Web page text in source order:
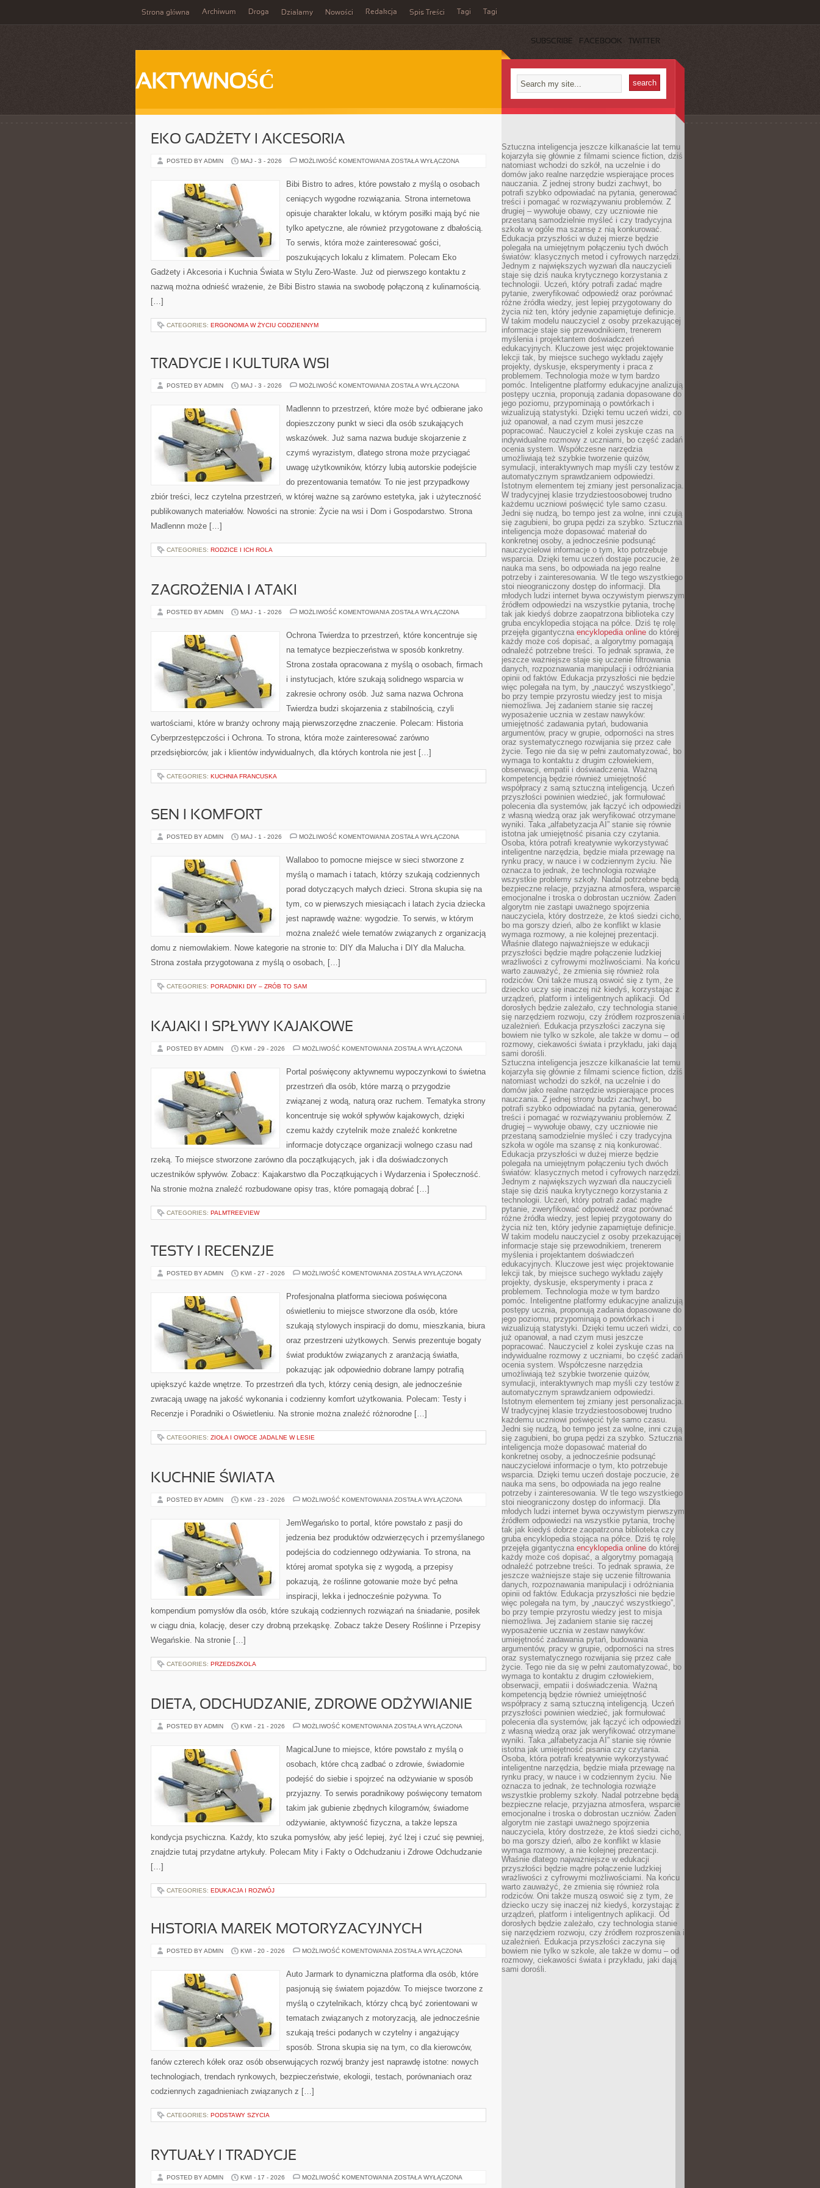
Strona główna Archiwum Droga Działamy Nowości Redakcja Spis Treści Tagi Tagi
SUBSCRIBE FACEBOOK TWITTER
AKTYWNOŚĆ
EKO GADŻETY I AKCESORIA
POSTED BY ADMIN MAJ - 3 - 2026 MOŻLIWOŚĆ KOMENTOWANIA EKO
AKCESORIA
ZOSTAŁA WYŁĄCZONA
Bibi Bistro to adres, które powstało z myślą o osobach
ceniących wygodne rozwiązania. Strona internetowa
opisuje charakter lokalu, w którym posiłki mają być nie
tylko apetyczne, ale również przygotowane z dbałością.
To serwis, która może zainteresować gości,
poszukujących lokalu z klimatem. Polecam Eko
Gadżety i Akcesoria i Kuchnia Świata w Stylu Zero-Waste. Już od pierwszego kontaktu z
nazwą można odnieść wrażenie, że Bibi Bistro stawia na swobodę połączoną z kulinarnością.
[…]
CATEGORIES: ERGONOMIA W ŻYCIU CODZIENNYM
TRADYCJE I KULTURA WSI
POSTED BY ADMIN MAJ - 3 - 2026 MOŻLIWOŚĆ KOMENTOWANIA TRADYCJE
ZOSTAŁA WYŁĄCZONA
Madlennn to przestrzeń, które może być odbierane jako
dopieszczony punkt w sieci dla osób szukających
wskazówek. Już sama nazwa buduje skojarzenie z
czymś wyrazistym, dlatego strona może przyciągać
uwagę użytkowników, którzy lubią autorskie podejście
do prezentowania tematów. To nie jest przypadkowy
zbiór treści, lecz czytelna przestrzeń, w której ważne są zarówno estetyka, jak i użyteczność
publikowanych materiałów. Nowości na stronie: Życie na wsi i Dom i Gospodarstwo. Strona
Madlennn może […]
CATEGORIES: RODZICE I ICH ROLA
ZAGROŻENIA I ATAKI
POSTED BY ADMIN MAJ - 1 - 2026 MOŻLIWOŚĆ KOMENTOWANIA ZAGROŻENIA
ZOSTAŁA WYŁĄCZONA
Ochrona Twierdza to przestrzeń, które koncentruje się
na tematyce bezpieczeństwa w sposób konkretny.
Strona została opracowana z myślą o osobach, firmach
i instytucjach, które szukają solidnego wsparcia w
zakresie ochrony osób. Już sama nazwa Ochrona
Twierdza budzi skojarzenia z stabilnością, czyli
wartościami, które w branży ochrony mają pierwszorzędne znaczenie. Polecam: Historia
Cyberprzestępczości i Ochrona. To strona, która może zainteresować zarówno
przedsiębiorców, jak i klientów indywidualnych, dla których kontrola nie jest […]
CATEGORIES: KUCHNIA FRANCUSKA
SEN I KOMFORT
POSTED BY ADMIN MAJ - 1 - 2026 MOŻLIWOŚĆ KOMENTOWANIA SEN
ZOSTAŁA WYŁĄCZONA
Wallaboo to pomocne miejsce w sieci stworzone z
myślą o mamach i tatach, którzy szukają codziennych
porad dotyczących małych dzieci. Strona skupia się na
tym, co w pierwszych miesiącach i latach życia dziecka
jest naprawdę ważne: wygodzie. To serwis, w którym
można znaleźć wiele tematów związanych z organizacją
domu z niemowlakiem. Nowe kategorie na stronie to: DIY dla Malucha i DIY dla Malucha.
Strona została przygotowana z myślą o osobach, […]
CATEGORIES: PORADNIKI DIY – ZRÓB TO SAM
KAJAKI I SPŁYWY KAJAKOWE
POSTED BY ADMIN KWI - 29 - 2026 MOŻLIWOŚĆ KOMENTOWANIA KAJAKI
ZOSTAŁA WYŁĄCZONA
Portal poświęcony aktywnemu wypoczynkowi to świetna
przestrzeń dla osób, które marzą o przygodzie
związanej z wodą, naturą oraz ruchem. Tematyka strony
koncentruje się wokół spływów kajakowych, dzięki
czemu każdy czytelnik może znaleźć konkretne
informacje dotyczące organizacji wolnego czasu nad
rzeką. To miejsce stworzone zarówno dla początkujących, jak i dla doświadczonych
uczestników spływów. Zobacz: Kajakarstwo dla Początkujących i Wydarzenia i Społeczność.
Na stronie można znaleźć rozbudowane opisy tras, które pomagają dobrać […]
CATEGORIES: PALMTREEVIEW
TESTY I RECENZJE
POSTED BY ADMIN KWI - 27 - 2026 MOŻLIWOŚĆ KOMENTOWANIA TESTY
ZOSTAŁA WYŁĄCZONA
Profesjonalna platforma sieciowa poświęcona
oświetleniu to miejsce stworzone dla osób, które
szukają stylowych inspiracji do domu, mieszkania, biura
oraz przestrzeni użytkowych. Serwis prezentuje bogaty
świat produktów związanych z aranżacją światła,
pokazując jak odpowiednio dobrane lampy potrafią
upiększyć każde wnętrze. To przestrzeń dla tych, którzy cenią design, ale jednocześnie
zwracają uwagę na jakość wykonania i codzienny komfort użytkowania. Polecam: Testy i
Recenzje i Poradniki o Oświetleniu. Na stronie można znaleźć różnorodne […]
CATEGORIES: ZIOŁA I OWOCE JADALNE W LESIE
KUCHNIE ŚWIATA
POSTED BY ADMIN KWI - 23 - 2026 MOŻLIWOŚĆ KOMENTOWANIA KUCHNIE
ZOSTAŁA WYŁĄCZONA
JemWegańsko to portal, które powstało z pasji do
jedzenia bez produktów odzwierzęcych i przemyślanego
podejścia do codziennego odżywiania. To strona, na
której aromat spotyka się z wygodą, a przepisy
pokazują, że roślinne gotowanie może być pełna
inspiracji, lekka i jednocześnie pożywna. To
kompendium pomysłów dla osób, które szukają codziennych rozwiązań na śniadanie, posiłek
w ciągu dnia, kolację, deser czy drobną przekąskę. Zobacz także Desery Roślinne i Przepisy
Wegańskie. Na stronie […]
CATEGORIES: PRZEDSZKOLA
DIETA, ODCHUDZANIE, ZDROWE ODŻYWIANIE
POSTED BY ADMIN KWI - 21 - 2026 MOŻLIWOŚĆ KOMENTOWANIA DIETA,
ODŻYWIANIE
ZOSTAŁA WYŁĄCZONA
MagicalJune to miejsce, które powstało z myślą o
osobach, które chcą zadbać o zdrowie, świadomie
podejść do siebie i spojrzeć na odżywianie w sposób
przyjazny. To serwis poradnikowy poświęcony tematom
takim jak gubienie zbędnych kilogramów, świadome
odżywianie, aktywność fizyczna, a także lepsza
kondycja psychiczna. Każdy, kto szuka pomysłów, aby jeść lepiej, żyć lżej i czuć się pewniej,
znajdzie tutaj przydatne artykuły. Polecam Mity i Fakty o Odchudzaniu i Zdrowe Odchudzanie
[…]
CATEGORIES: EDUKACJA I ROZWÓJ
HISTORIA MAREK MOTORYZACYJNYCH
POSTED BY ADMIN KWI - 20 - 2026 MOŻLIWOŚĆ KOMENTOWANIA HISTORIA
ZOSTAŁA WYŁĄCZONA
Auto Jarmark to dynamiczna platforma dla osób, które
pasjonują się światem pojazdów. To miejsce tworzone z
myślą o czytelnikach, którzy chcą być zorientowani w
tematach związanych z motoryzacją, ale jednocześnie
szukają treści podanych w czytelny i angażujący
sposób. Strona skupia się na tym, co dla kierowców,
fanów czterech kółek oraz osób obserwujących rozwój branży jest naprawdę istotne: nowych
technologiach, trendach rynkowych, bezpieczeństwie, ekologii, testach, porównaniach oraz
codziennych zagadnieniach związanych z […]
CATEGORIES: PODSTAWY SZYCIA
RYTUAŁY I TRADYCJE
POSTED BY ADMIN KWI - 17 - 2026 MOŻLIWOŚĆ KOMENTOWANIA RYTUAŁY
ZOSTAŁA WYŁĄCZONA
Sztuczna inteligencja jeszcze kilkanaście lat temu
kojarzyła się głównie z filmami science fiction, dziś
natomiast wchodzi do szkół, na uczelnie i do
domów jako realne narzędzie wspierające proces
nauczania. Z jednej strony budzi zachwyt, bo
potrafi szybko odpowiadać na pytania, generować
treści i pomagać w rozwiązywaniu problemów. Z
drugiej – wywołuje obawy, czy uczniowie nie
przestaną samodzielnie myśleć i czy tradycyjna
szkoła w ogóle ma szansę z nią konkurować.
Edukacja przyszłości w dużej mierze będzie
polegała na umiejętnym połączeniu tych dwóch
światów: klasycznych metod i cyfrowych narzędzi.
Jednym z największych wyzwań dla nauczycieli
staje się dziś nauka krytycznego korzystania z
technologii. Uczeń, który potrafi zadać mądre
pytanie, zweryfikować odpowiedź oraz porównać
różne źródła wiedzy, jest lepiej przygotowany do
życia niż ten, który jedynie zapamiętuje definicje.
W takim modelu nauczyciel z osoby przekazującej
informacje staje się przewodnikiem, trenerem
myślenia i projektantem doświadczeń
edukacyjnych. Kluczowe jest więc projektowanie
lekcji tak, by miejsce suchego wykładu zajęły
projekty, dyskusje, eksperymenty i praca z
problemem. Technologia może w tym bardzo
pomóc. Inteligentne platformy edukacyjne analizują
postępy ucznia, proponują zadania dopasowane do
jego poziomu, przypominają o powtórkach i
wizualizują statystyki. Dzięki temu uczeń widzi, co
już opanował, a nad czym musi jeszcze
popracować. Nauczyciel z kolei zyskuje czas na
indywidualne rozmowy z uczniami, bo część zadań
ocenia system. Współczesne narzędzia
umożliwiają też szybkie tworzenie quizów,
symulacji, interaktywnych map myśli czy testów z
automatycznym sprawdzaniem odpowiedzi.
Istotnym elementem tej zmiany jest personalizacja.
W tradycyjnej klasie trzydziestoosobowej trudno
każdemu uczniowi poświęcić tyle samo czasu.
Jedni się nudzą, bo tempo jest za wolne, inni czują
się zagubieni, bo grupa pędzi za szybko. Sztuczna
inteligencja może dopasować materiał do
konkretnej osoby, a jednocześnie podsunąć
nauczycielowi informacje o tym, kto potrzebuje
wsparcia. Dzięki temu uczeń dostaje poczucie, że
nauka ma sens, bo odpowiada na jego realne
potrzeby i zainteresowania. W tle tego wszystkiego
stoi nieograniczony dostęp do informacji. Dla
młodych ludzi internet bywa oczywistym pierwszym
źródłem odpowiedzi na wszystkie pytania, trochę
tak jak kiedyś dobrze zaopatrzona biblioteka czy
gruba encyklopedia stojąca na półce. Dziś tę rolę
przejęła gigantyczna encyklopedia online do której
każdy może coś dopisać, a algorytmy pomagają
odnaleźć potrzebne treści. To jednak sprawia, że
jeszcze ważniejsze staje się uczenie filtrowania
danych, rozpoznawania manipulacji i odróżniania
opinii od faktów. Edukacja przyszłości nie będzie
więc polegała na tym, by „nauczyć wszystkiego”,
bo przy tempie przyrostu wiedzy jest to misja
niemożliwa. Jej zadaniem stanie się raczej
wyposażenie ucznia w zestaw nawyków:
umiejętność zadawania pytań, budowania
argumentów, pracy w grupie, odporności na stres
oraz systematycznego rozwijania się przez całe
życie. Tego nie da się w pełni zautomatyzować, bo
wymaga to kontaktu z drugim człowiekiem,
obserwacji, empatii i doświadczenia. Ważną
kompetencją będzie również umiejętność
współpracy z samą sztuczną inteligencją. Uczeń
przyszłości powinien wiedzieć, jak formułować
polecenia dla systemów, jak łączyć ich odpowiedzi
z własną wiedzą oraz jak weryfikować otrzymane
wyniki. Taka „alfabetyzacja AI” stanie się równie
istotna jak umiejętność pisania czy czytania.
Osoba, która potrafi kreatywnie wykorzystywać
inteligentne narzędzia, będzie miała przewagę na
rynku pracy, w nauce i w codziennym życiu. Nie
oznacza to jednak, że technologia rozwiąże
wszystkie problemy szkoły. Nadal potrzebne będą
bezpieczne relacje, przyjazna atmosfera, wsparcie
emocjonalne i troska o dobrostan uczniów. Żaden
algorytm nie zastąpi uważnego spojrzenia
nauczyciela, który dostrzeże, że ktoś siedzi cicho,
bo ma gorszy dzień, albo że konflikt w klasie
wymaga rozmowy, a nie kolejnej prezentacji.
Właśnie dlatego najważniejsze w edukacji
przyszłości będzie mądre połączenie ludzkiej
wrażliwości z cyfrowymi możliwościami. Na końcu
warto zauważyć, że zmienia się również rola
rodziców. Oni także muszą oswoić się z tym, że
dziecko uczy się inaczej niż kiedyś, korzystając z
urządzeń, platform i inteligentnych aplikacji. Od
dorosłych będzie zależało, czy technologia stanie
się narzędziem rozwoju, czy źródłem rozproszenia i
uzależnień. Edukacja przyszłości zaczyna się
bowiem nie tylko w szkole, ale także w domu – od
rozmowy, ciekawości świata i przykładu, jaki dają
sami dorośli.
Sztuczna inteligencja jeszcze kilkanaście lat temu
kojarzyła się głównie z filmami science fiction, dziś
natomiast wchodzi do szkół, na uczelnie i do
domów jako realne narzędzie wspierające proces
nauczania. Z jednej strony budzi zachwyt, bo
potrafi szybko odpowiadać na pytania, generować
treści i pomagać w rozwiązywaniu problemów. Z
drugiej – wywołuje obawy, czy uczniowie nie
przestaną samodzielnie myśleć i czy tradycyjna
szkoła w ogóle ma szansę z nią konkurować.
Edukacja przyszłości w dużej mierze będzie
polegała na umiejętnym połączeniu tych dwóch
światów: klasycznych metod i cyfrowych narzędzi.
Jednym z największych wyzwań dla nauczycieli
staje się dziś nauka krytycznego korzystania z
technologii. Uczeń, który potrafi zadać mądre
pytanie, zweryfikować odpowiedź oraz porównać
różne źródła wiedzy, jest lepiej przygotowany do
życia niż ten, który jedynie zapamiętuje definicje.
W takim modelu nauczyciel z osoby przekazującej
informacje staje się przewodnikiem, trenerem
myślenia i projektantem doświadczeń
edukacyjnych. Kluczowe jest więc projektowanie
lekcji tak, by miejsce suchego wykładu zajęły
projekty, dyskusje, eksperymenty i praca z
problemem. Technologia może w tym bardzo
pomóc. Inteligentne platformy edukacyjne analizują
postępy ucznia, proponują zadania dopasowane do
jego poziomu, przypominają o powtórkach i
wizualizują statystyki. Dzięki temu uczeń widzi, co
już opanował, a nad czym musi jeszcze
popracować. Nauczyciel z kolei zyskuje czas na
indywidualne rozmowy z uczniami, bo część zadań
ocenia system. Współczesne narzędzia
umożliwiają też szybkie tworzenie quizów,
symulacji, interaktywnych map myśli czy testów z
automatycznym sprawdzaniem odpowiedzi.
Istotnym elementem tej zmiany jest personalizacja.
W tradycyjnej klasie trzydziestoosobowej trudno
każdemu uczniowi poświęcić tyle samo czasu.
Jedni się nudzą, bo tempo jest za wolne, inni czują
się zagubieni, bo grupa pędzi za szybko. Sztuczna
inteligencja może dopasować materiał do
konkretnej osoby, a jednocześnie podsunąć
nauczycielowi informacje o tym, kto potrzebuje
wsparcia. Dzięki temu uczeń dostaje poczucie, że
nauka ma sens, bo odpowiada na jego realne
potrzeby i zainteresowania. W tle tego wszystkiego
stoi nieograniczony dostęp do informacji. Dla
młodych ludzi internet bywa oczywistym pierwszym
źródłem odpowiedzi na wszystkie pytania, trochę
tak jak kiedyś dobrze zaopatrzona biblioteka czy
gruba encyklopedia stojąca na półce. Dziś tę rolę
przejęła gigantyczna encyklopedia online do której
każdy może coś dopisać, a algorytmy pomagają
odnaleźć potrzebne treści. To jednak sprawia, że
jeszcze ważniejsze staje się uczenie filtrowania
danych, rozpoznawania manipulacji i odróżniania
opinii od faktów. Edukacja przyszłości nie będzie
więc polegała na tym, by „nauczyć wszystkiego”,
bo przy tempie przyrostu wiedzy jest to misja
niemożliwa. Jej zadaniem stanie się raczej
wyposażenie ucznia w zestaw nawyków:
umiejętność zadawania pytań, budowania
argumentów, pracy w grupie, odporności na stres
oraz systematycznego rozwijania się przez całe
życie. Tego nie da się w pełni zautomatyzować, bo
wymaga to kontaktu z drugim człowiekiem,
obserwacji, empatii i doświadczenia. Ważną
kompetencją będzie również umiejętność
współpracy z samą sztuczną inteligencją. Uczeń
przyszłości powinien wiedzieć, jak formułować
polecenia dla systemów, jak łączyć ich odpowiedzi
z własną wiedzą oraz jak weryfikować otrzymane
wyniki. Taka „alfabetyzacja AI” stanie się równie
istotna jak umiejętność pisania czy czytania.
Osoba, która potrafi kreatywnie wykorzystywać
inteligentne narzędzia, będzie miała przewagę na
rynku pracy, w nauce i w codziennym życiu. Nie
oznacza to jednak, że technologia rozwiąże
wszystkie problemy szkoły. Nadal potrzebne będą
bezpieczne relacje, przyjazna atmosfera, wsparcie
emocjonalne i troska o dobrostan uczniów. Żaden
algorytm nie zastąpi uważnego spojrzenia
nauczyciela, który dostrzeże, że ktoś siedzi cicho,
bo ma gorszy dzień, albo że konflikt w klasie
wymaga rozmowy, a nie kolejnej prezentacji.
Właśnie dlatego najważniejsze w edukacji
przyszłości będzie mądre połączenie ludzkiej
wrażliwości z cyfrowymi możliwościami. Na końcu
warto zauważyć, że zmienia się również rola
rodziców. Oni także muszą oswoić się z tym, że
dziecko uczy się inaczej niż kiedyś, korzystając z
urządzeń, platform i inteligentnych aplikacji. Od
dorosłych będzie zależało, czy technologia stanie
się narzędziem rozwoju, czy źródłem rozproszenia i
uzależnień. Edukacja przyszłości zaczyna się
bowiem nie tylko w szkole, ale także w domu – od
rozmowy, ciekawości świata i przykładu, jaki dają
sami dorośli.